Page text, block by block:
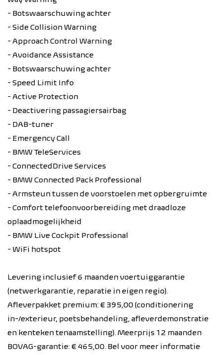
- Botswaarschuwing achter
- Side Collision Warning
- Approach Control Warning
- Avoidance Assistance
- Botswaarschuwing achter
- Speed Limit Info
- Active Protection
- Deactivering passagiersairbag
- DAB-tuner
- Emergency Call
- BMW TeleServices
- ConnectedDrive Services
- BMW Connected Pack Professional
- Armsteun tussen de voorstoelen met opbergruimte
- Comfort telefoonvoorbereiding met draadloze
oplaadmogelijkheid
- BMW Live Cockpit Professional
- WiFi hotspot
Levering inclusief 6 maanden voertuiggarantie
(netwerkgarantie, reparatie in eigen regio).
Afleverpakket premium: € 395,00 (conditionering
in-/exterieur, poetsbehandeling, afleverdemonstratie
en kenteken tenaamstelling). Meerprijs 12 maanden
BOVAG-garantie: € 465,00. Bel voor meer informatie